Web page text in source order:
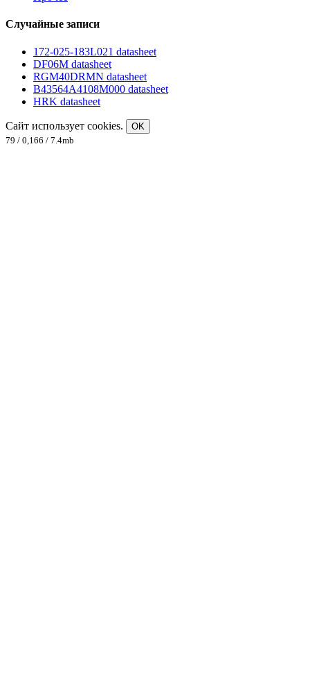
Случайные записи
172-025-183L021 datasheet
DF06M datasheet
RGM40DRMN datasheet
B43564A4108M000 datasheet
HRK datasheet
Сайт использует cookies.
OK
79 / 0,166 / 7.4mb